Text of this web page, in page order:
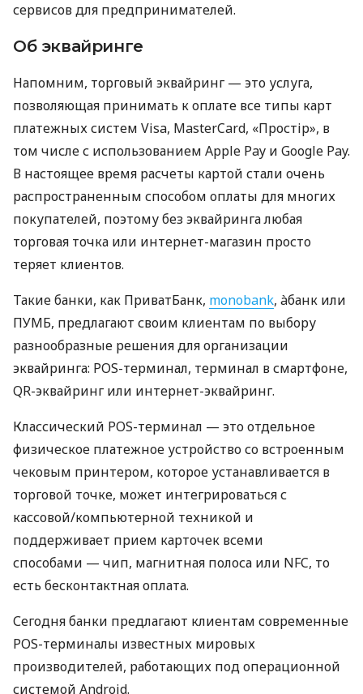
сервисов для предпринимателей.
Об эквайринге
Напомним, торговый эквайринг — это услуга,
позволяющая принимать к оплате все типы карт
платежных систем Visa, MasterCard, «Простір», в
том числе с использованием Apple Pay и Google Pay.
В настоящее время расчеты картой стали очень
распространенным способом оплаты для многих
покупателей, поэтому без эквайринга любая
торговая точка или интернет-магазин просто
теряет клиентов.
Такие банки, как ПриватБанк, monobank, àбанк или
ПУМБ, предлагают своим клиентам по выбору
разнообразные решения для организации
эквайринга: POS-терминал, терминал в смартфоне,
QR-эквайринг или интернет-эквайринг.
Классический POS-терминал — это отдельное
физическое платежное устройство со встроенным
чековым принтером, которое устанавливается в
торговой точке, может интегрироваться с
кассовой/компьютерной техникой и
поддерживает прием карточек всеми
способами — чип, магнитная полоса или NFC, то
есть бесконтактная оплата.
Сегодня банки предлагают клиентам современные
POS-терминалы известных мировых
производителей, работающих под операционной
системой Android.